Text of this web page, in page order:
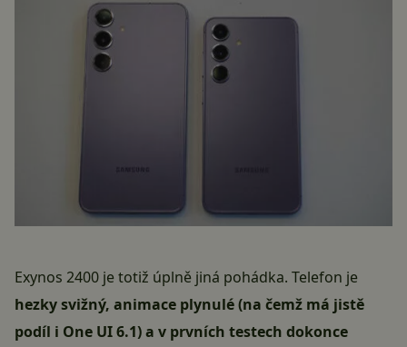
Exynos 2400 je totiž úplně jiná pohádka. Telefon je
hezky svižný, animace plynulé (na čemž má jistě
podíl i One UI 6.1) a v prvních testech dokonce